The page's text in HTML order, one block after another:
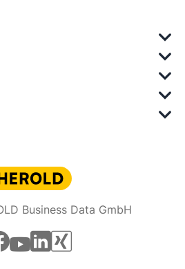
Business Data GmbH